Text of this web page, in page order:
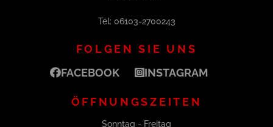
Tel: 06103-2700243
FOLGEN SIE UNS
FACEBOOK
INSTAGRAM
ÖFFNUNGSZEITEN
Sonntag - Freitag